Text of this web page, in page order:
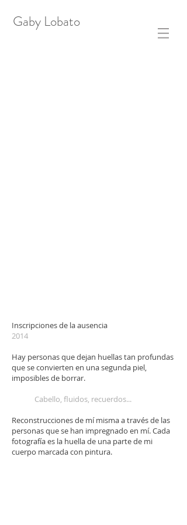
Gaby Lobato
Inscripciones de la ausencia
2014
Hay personas que dejan huellas tan profundas
que se convierten en una segunda piel,
imposibles de borrar.
Cabello, fluidos, recuerdos...
Reconstrucciones de mí misma a través de las
personas que se han impregnado en mí. Cada
fotografía es la huella de una parte de mi
cuerpo marcada con pintura.